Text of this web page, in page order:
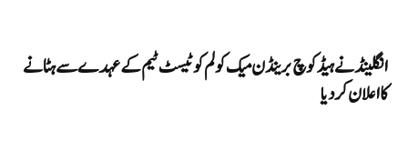
انگلینڈ نے ہیڈ کوچ برینڈن میک کولم کو ٹیسٹ ٹیم کے عہدے سے ہٹانے
کا اعلان کر دیا